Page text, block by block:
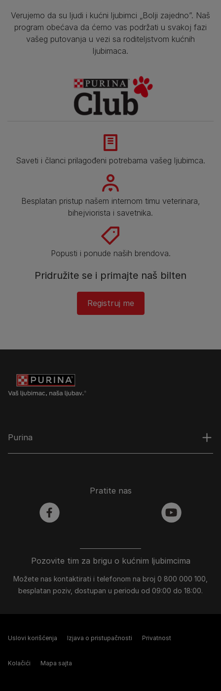
Verujemo da su ljudi i kućni ljubimci „Bolji zajedno”. Naš
program obećava da ćemo vas podržati u svakoj fazi
vašeg putovanja u vezi sa roditeljstvom kućnih
ljubimaca.
Saveti i članci prilagođeni potrebama vašeg ljubimca.
Besplatan pristup našem internom timu veterinara,
bihejviorista i savetnika.
Popusti i ponude naših brendova.
Pridružite se i primajte naš bilten
Registruj me​
Purina
Pozovite tim za brigu o kućnim ljubimcima
Možete nas kontaktirati i telefonom na broj 0 800 000 100,
besplatan poziv, dostupan u periodu od 09:00 do 18:00.
Pratite nas
facebook youtube
Uslovi korišćenja Izjava o pristupačnosti Privatnost
Kolačići Mapa sajta